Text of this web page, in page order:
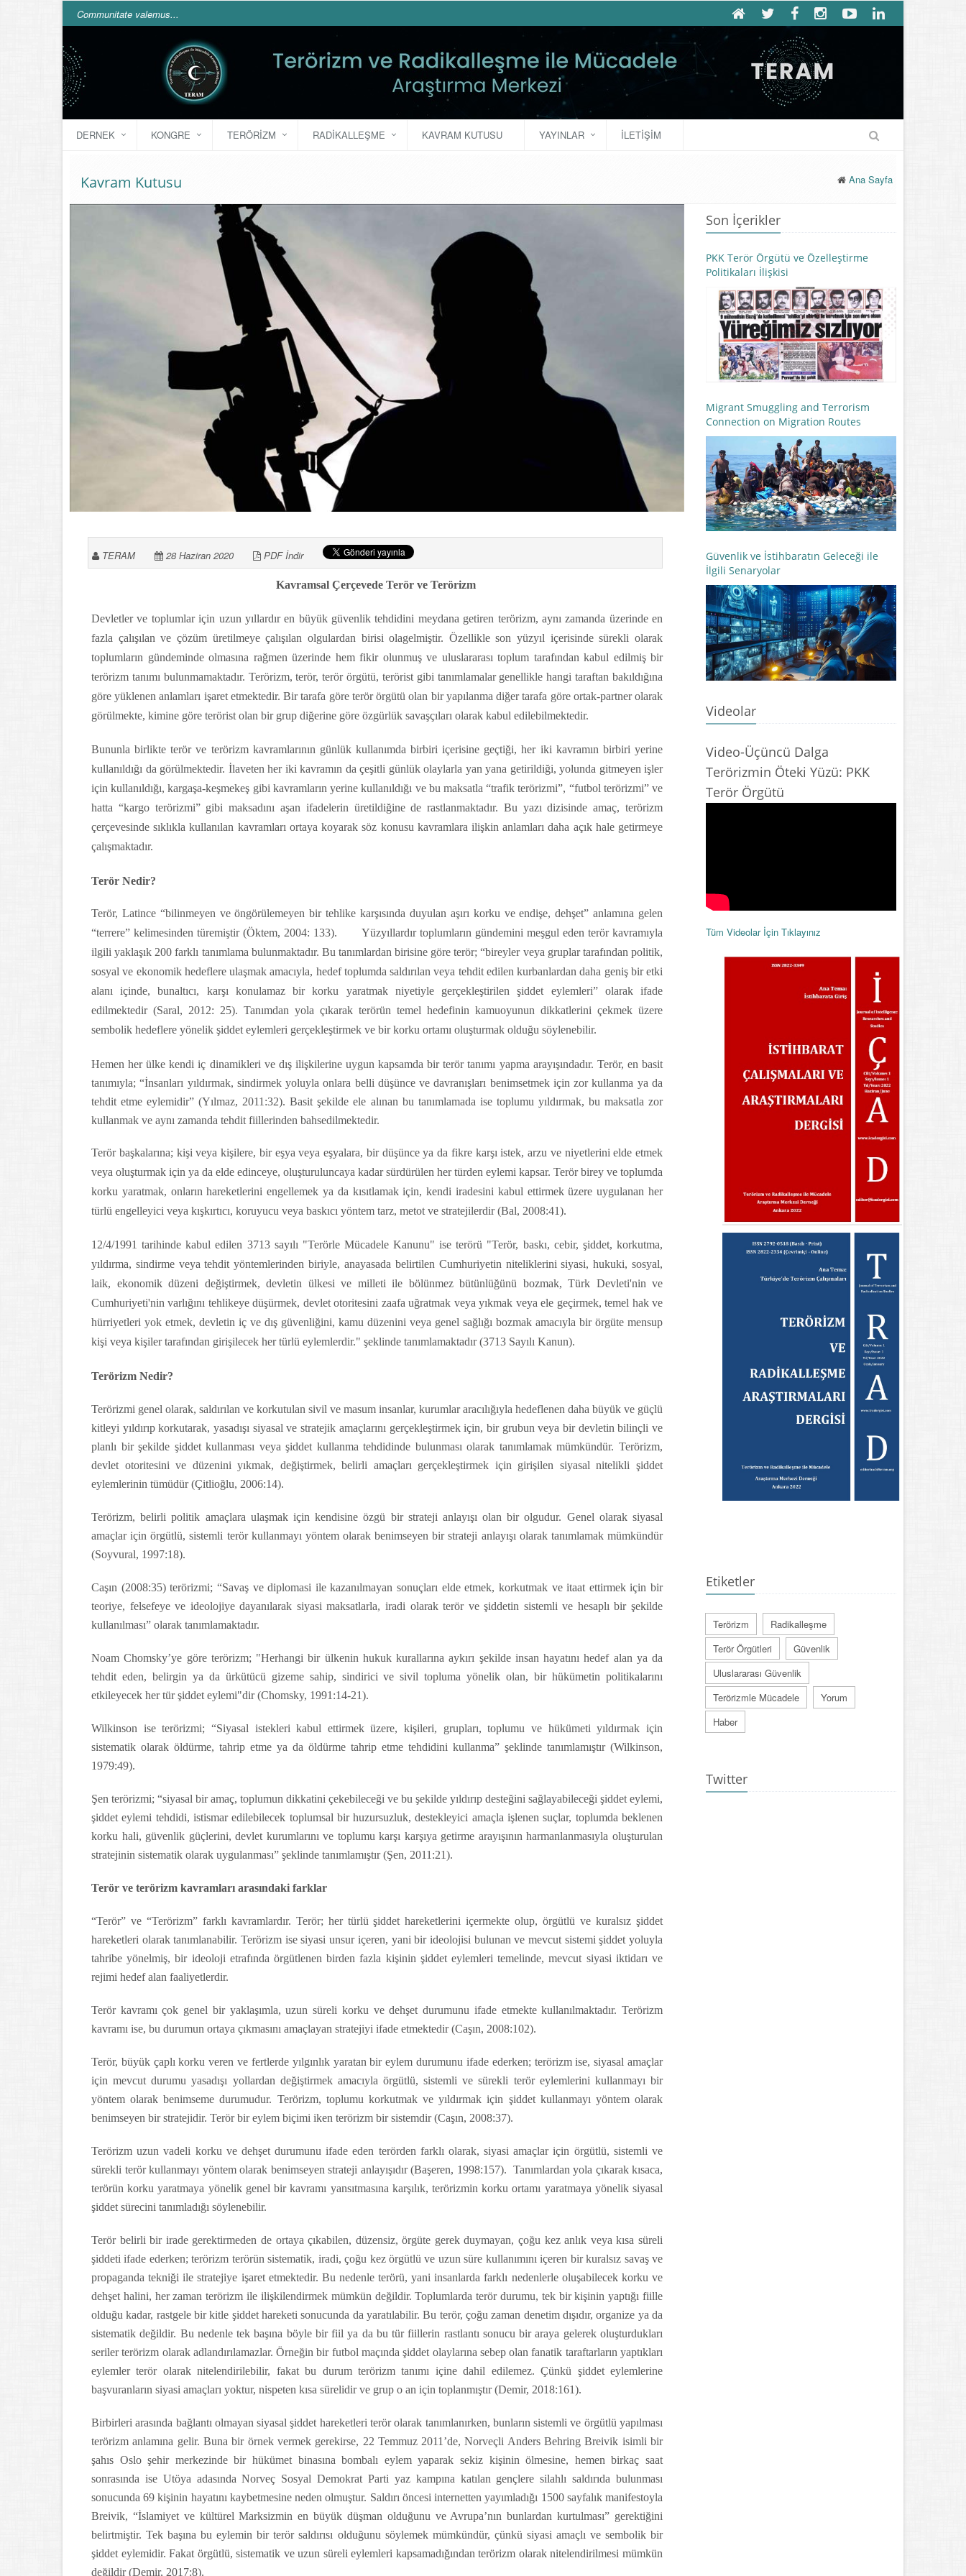
Communitate valemus...
DERNEK KONGRE TERÖRIZM RADIKALLEŞME KAVRAM KUTUSU YAYINLAR İLETİŞİM
Kavram Kutusu Ana Sayfa
TERAM 28 Haziran 2020 PDF İndir
Kavramsal Çerçevede Terör ve Terörizm
Devletler ve toplumlar için uzun yıllardır en büyük güvenlik tehdidini meydana getiren terörizm, aynı zamanda üzerinde en
fazla çalışılan ve çözüm üretilmeye çalışılan olgulardan birisi olagelmiştir. Özellikle son yüzyıl içerisinde sürekli olarak
toplumların gündeminde olmasına rağmen üzerinde hem fikir olunmuş ve uluslararası toplum tarafından kabul edilmiş bir
terörizm tanımı bulunmamaktadır. Terörizm, terör, terör örgütü, terörist gibi tanımlamalar genellikle hangi taraftan bakıldığına
göre yüklenen anlamları işaret etmektedir. Bir tarafa göre terör örgütü olan bir yapılanma diğer tarafa göre ortak-partner olarak
görülmekte, kimine göre terörist olan bir grup diğerine göre özgürlük savaşçıları olarak kabul edilebilmektedir.
Bununla birlikte terör ve terörizm kavramlarının günlük kullanımda birbiri içerisine geçtiği, her iki kavramın birbiri yerine
kullanıldığı da görülmektedir. İlaveten her iki kavramın da çeşitli günlük olaylarla yan yana getirildiği, yolunda gitmeyen işler
için kullanıldığı, kargaşa-keşmekeş gibi kavramların yerine kullanıldığı ve bu maksatla “trafik terörizmi”, “futbol terörizmi” ve
hatta “kargo terörizmi” gibi maksadını aşan ifadelerin üretildiğine de rastlanmaktadır. Bu yazı dizisinde amaç, terörizm
çerçevesinde sıklıkla kullanılan kavramları ortaya koyarak söz konusu kavramlara ilişkin anlamları daha açık hale getirmeye
çalışmaktadır.
Terör Nedir?
Terör, Latince “bilinmeyen ve öngörülemeyen bir tehlike karşısında duyulan aşırı korku ve endişe, dehşet” anlamına gelen
“terrere” kelimesinden türemiştir (Öktem, 2004: 133). Yüzyıllardır toplumların gündemini meşgul eden terör kavramıyla
ilgili yaklaşık 200 farklı tanımlama bulunmaktadır. Bu tanımlardan birisine göre terör; “bireyler veya gruplar tarafından politik,
sosyal ve ekonomik hedeflere ulaşmak amacıyla, hedef toplumda saldırılan veya tehdit edilen kurbanlardan daha geniş bir etki
alanı içinde, bunaltıcı, karşı konulamaz bir korku yaratmak niyetiyle gerçekleştirilen şiddet eylemleri” olarak ifade
edilmektedir (Saral, 2012: 25). Tanımdan yola çıkarak terörün temel hedefinin kamuoyunun dikkatlerini çekmek üzere
sembolik hedeflere yönelik şiddet eylemleri gerçekleştirmek ve bir korku ortamı oluşturmak olduğu söylenebilir.
Hemen her ülke kendi iç dinamikleri ve dış ilişkilerine uygun kapsamda bir terör tanımı yapma arayışındadır. Terör, en basit
tanımıyla; “İnsanları yıldırmak, sindirmek yoluyla onlara belli düşünce ve davranışları benimsetmek için zor kullanma ya da
tehdit etme eylemidir” (Yılmaz, 2011:32). Basit şekilde ele alınan bu tanımlamada ise toplumu yıldırmak, bu maksatla zor
kullanmak ve aynı zamanda tehdit fiillerinden bahsedilmektedir.
Terör başkalarına; kişi veya kişilere, bir eşya veya eşyalara, bir düşünce ya da fikre karşı istek, arzu ve niyetlerini elde etmek
veya oluşturmak için ya da elde edinceye, oluşturuluncaya kadar sürdürülen her türden eylemi kapsar. Terör birey ve toplumda
korku yaratmak, onların hareketlerini engellemek ya da kısıtlamak için, kendi iradesini kabul ettirmek üzere uygulanan her
türlü engelleyici veya kışkırtıcı, koruyucu veya baskıcı yöntem tarz, metot ve stratejilerdir (Bal, 2008:41).
12/4/1991 tarihinde kabul edilen 3713 sayılı "Terörle Mücadele Kanunu" ise terörü "Terör, baskı, cebir, şiddet, korkutma,
yıldırma, sindirme veya tehdit yöntemlerinden biriyle, anayasada belirtilen Cumhuriyetin niteliklerini siyasi, hukuki, sosyal,
laik, ekonomik düzeni değiştirmek, devletin ülkesi ve milleti ile bölünmez bütünlüğünü bozmak, Türk Devleti'nin ve
Cumhuriyeti'nin varlığını tehlikeye düşürmek, devlet otoritesini zaafa uğratmak veya yıkmak veya ele geçirmek, temel hak ve
hürriyetleri yok etmek, devletin iç ve dış güvenliğini, kamu düzenini veya genel sağlığı bozmak amacıyla bir örgüte mensup
kişi veya kişiler tarafından girişilecek her türlü eylemlerdir." şeklinde tanımlamaktadır (3713 Sayılı Kanun).
Terörizm Nedir?
Terörizmi genel olarak, saldırılan ve korkutulan sivil ve masum insanlar, kurumlar aracılığıyla hedeflenen daha büyük ve güçlü
kitleyi yıldırıp korkutarak, yasadışı siyasal ve stratejik amaçlarını gerçekleştirmek için, bir grubun veya bir devletin bilinçli ve
planlı bir şekilde şiddet kullanması veya şiddet kullanma tehdidinde bulunması olarak tanımlamak mümkündür. Terörizm,
devlet otoritesini ve düzenini yıkmak, değiştirmek, belirli amaçları gerçekleştirmek için girişilen siyasal nitelikli şiddet
eylemlerinin tümüdür (Çitlioğlu, 2006:14).
Terörizm, belirli politik amaçlara ulaşmak için kendisine özgü bir strateji anlayışı olan bir olgudur. Genel olarak siyasal
amaçlar için örgütlü, sistemli terör kullanmayı yöntem olarak benimseyen bir strateji anlayışı olarak tanımlamak mümkündür
(Soyvural, 1997:18).
Caşın (2008:35) terörizmi; “Savaş ve diplomasi ile kazanılmayan sonuçları elde etmek, korkutmak ve itaat ettirmek için bir
teoriye, felsefeye ve ideolojiye dayanılarak siyasi maksatlarla, iradi olarak terör ve şiddetin sistemli ve hesaplı bir şekilde
kullanılması” olarak tanımlamaktadır.
Noam Chomsky’ye göre terörizm; "Herhangi bir ülkenin hukuk kurallarına aykırı şekilde insan hayatını hedef alan ya da
tehdit eden, belirgin ya da ürkütücü gizeme sahip, sindirici ve sivil topluma yönelik olan, bir hükümetin politikalarını
etkileyecek her tür şiddet eylemi"dir (Chomsky, 1991:14-21).
Wilkinson ise terörizmi; “Siyasal istekleri kabul ettirmek üzere, kişileri, grupları, toplumu ve hükümeti yıldırmak için
sistematik olarak öldürme, tahrip etme ya da öldürme tahrip etme tehdidini kullanma” şeklinde tanımlamıştır (Wilkinson,
1979:49).
Şen terörizmi; “siyasal bir amaç, toplumun dikkatini çekebileceği ve bu şekilde yıldırıp desteğini sağlayabileceği şiddet eylemi,
şiddet eylemi tehdidi, istismar edilebilecek toplumsal bir huzursuzluk, destekleyici amaçla işlenen suçlar, toplumda beklenen
korku hali, güvenlik güçlerini, devlet kurumlarını ve toplumu karşı karşıya getirme arayışının harmanlanmasıyla oluşturulan
stratejinin sistematik olarak uygulanması” şeklinde tanımlamıştır (Şen, 2011:21).
Terör ve terörizm kavramları arasındaki farklar
“Terör” ve “Terörizm” farklı kavramlardır. Terör; her türlü şiddet hareketlerini içermekte olup, örgütlü ve kuralsız şiddet
hareketleri olarak tanımlanabilir. Terörizm ise siyasi unsur içeren, yani bir ideolojisi bulunan ve mevcut sistemi şiddet yoluyla
tahribe yönelmiş, bir ideoloji etrafında örgütlenen birden fazla kişinin şiddet eylemleri temelinde, mevcut siyasi iktidarı ve
rejimi hedef alan faaliyetlerdir.
Terör kavramı çok genel bir yaklaşımla, uzun süreli korku ve dehşet durumunu ifade etmekte kullanılmaktadır. Terörizm
kavramı ise, bu durumun ortaya çıkmasını amaçlayan stratejiyi ifade etmektedir (Caşın, 2008:102).
Terör, büyük çaplı korku veren ve fertlerde yılgınlık yaratan bir eylem durumunu ifade ederken; terörizm ise, siyasal amaçlar
için mevcut durumu yasadışı yollardan değiştirmek amacıyla örgütlü, sistemli ve sürekli terör eylemlerini kullanmayı bir
yöntem olarak benimseme durumudur. Terörizm, toplumu korkutmak ve yıldırmak için şiddet kullanmayı yöntem olarak
benimseyen bir stratejidir. Terör bir eylem biçimi iken terörizm bir sistemdir (Caşın, 2008:37).
Terörizm uzun vadeli korku ve dehşet durumunu ifade eden terörden farklı olarak, siyasi amaçlar için örgütlü, sistemli ve
sürekli terör kullanmayı yöntem olarak benimseyen strateji anlayışıdır (Başeren, 1998:157). Tanımlardan yola çıkarak kısaca,
terörün korku yaratmaya yönelik genel bir kavramı yansıtmasına karşılık, terörizmin korku ortamı yaratmaya yönelik siyasal
şiddet sürecini tanımladığı söylenebilir.
Terör belirli bir irade gerektirmeden de ortaya çıkabilen, düzensiz, örgüte gerek duymayan, çoğu kez anlık veya kısa süreli
şiddeti ifade ederken; terörizm terörün sistematik, iradi, çoğu kez örgütlü ve uzun süre kullanımını içeren bir kuralsız savaş ve
propaganda tekniği ile stratejiye işaret etmektedir. Bu nedenle terörü, yani insanlarda farklı nedenlerle oluşabilecek korku ve
dehşet halini, her zaman terörizm ile ilişkilendirmek mümkün değildir. Toplumlarda terör durumu, tek bir kişinin yaptığı fiille
olduğu kadar, rastgele bir kitle şiddet hareketi sonucunda da yaratılabilir. Bu terör, çoğu zaman denetim dışıdır, organize ya da
sistematik değildir. Bu nedenle tek başına böyle bir fiil ya da bu tür fiillerin rastlantı sonucu bir araya gelerek oluşturdukları
seriler terörizm olarak adlandırılamazlar. Örneğin bir futbol maçında şiddet olaylarına sebep olan fanatik taraftarların yaptıkları
eylemler terör olarak nitelendirilebilir, fakat bu durum terörizm tanımı içine dahil edilemez. Çünkü şiddet eylemlerine
başvuranların siyasi amaçları yoktur, nispeten kısa sürelidir ve grup o an için toplanmıştır (Demir, 2018:161).
Birbirleri arasında bağlantı olmayan siyasal şiddet hareketleri terör olarak tanımlanırken, bunların sistemli ve örgütlü yapılması
terörizm anlamına gelir. Buna bir örnek vermek gerekirse, 22 Temmuz 2011’de, Norveçli Anders Behring Breivik isimli bir
şahıs Oslo şehir merkezinde bir hükümet binasına bombalı eylem yaparak sekiz kişinin ölmesine, hemen birkaç saat
sonrasında ise Utöya adasında Norveç Sosyal Demokrat Parti yaz kampına katılan gençlere silahlı saldırıda bulunması
sonucunda 69 kişinin hayatını kaybetmesine neden olmuştur. Saldırı öncesi internetten yayımladığı 1500 sayfalık manifestoyla
Breivik, “İslamiyet ve kültürel Marksizmin en büyük düşman olduğunu ve Avrupa’nın bunlardan kurtulması” gerektiğini
belirtmiştir. Tek başına bu eylemin bir terör saldırısı olduğunu söylemek mümkündür, çünkü siyasi amaçlı ve sembolik bir
şiddet eylemidir. Fakat örgütlü, sistematik ve uzun süreli eylemleri kapsamadığından terörizm olarak nitelendirilmesi mümkün
değildir (Demir, 2017:8).
Son İçerikler
PKK Terör Örgütü ve Özelleştirme
Politikaları İlişkisi
Migrant Smuggling and Terrorism
Connection on Migration Routes
Güvenlik ve İstihbaratın Geleceği ile
İlgili Senaryolar
Videolar
Video-Üçüncü Dalga
Terörizmin Öteki Yüzü: PKK
Terör Örgütü
Tüm Videolar İçin Tıklayınız
Etiketler
Terörizm
Radikalleşme
Terör Örgütleri
Güvenlik
Uluslararası Güvenlik
Terörizmle Mücadele
Yorum
Haber
Twitter